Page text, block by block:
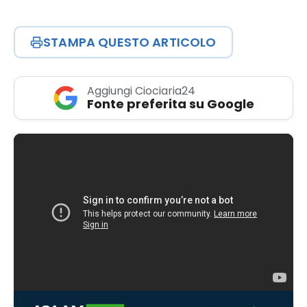
STAMPA QUESTO ARTICOLO
Aggiungi Ciociaria24
Fonte preferita su Google